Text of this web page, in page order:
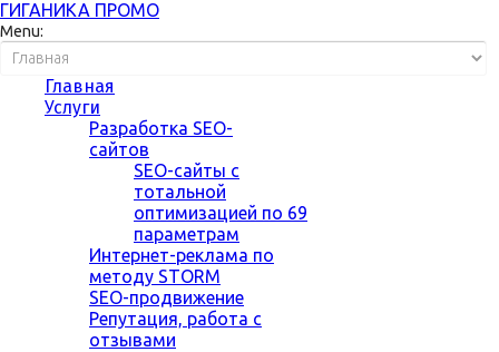
ГИГАНИКА ПРОМО
Menu:
Главная
Услуги
Разработка SEO-
сайтов
SEO-сайты с
тотальной
оптимизацией по 69
параметрам
Интернет-реклама по
методу STORM
SEO-продвижение
Репутация, работа с
отзывами